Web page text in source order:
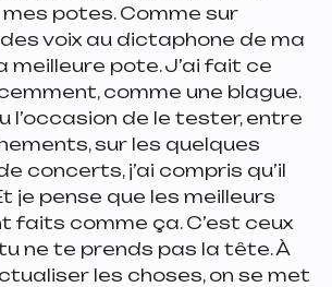
mes potes. Comme sur
voix au dictaphone de ma
pote. J’ai fait ce
comme une blague.
l’occasion de le tester, entre
sur les quelques
concerts, j’ai compris qu’il
je pense que les meilleurs
faits comme ça. C’est ceux
ne te prends pas la tête. À
les choses, on se met